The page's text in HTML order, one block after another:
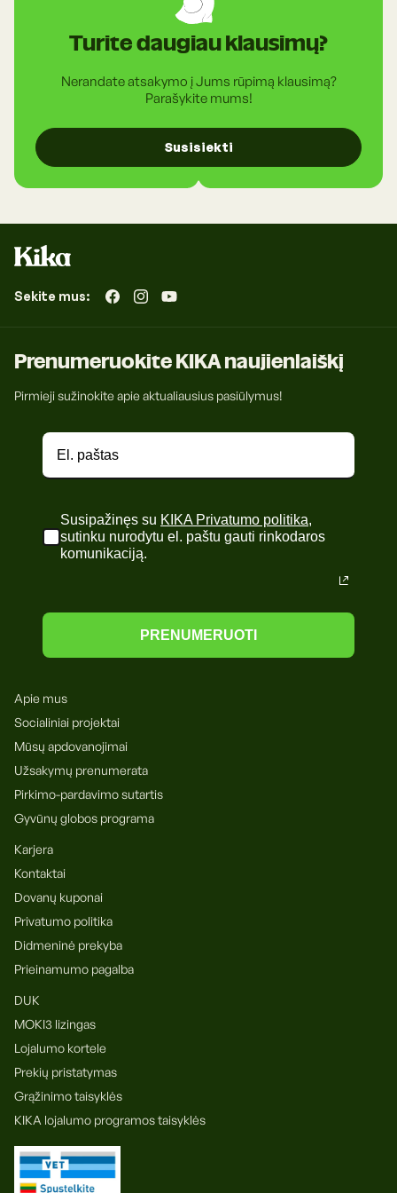
Turite daugiau klausimų?
Nerandate atsakymo į Jums rūpimą klausimą?
Parašykite mums!
Susisiekti
Sekite mus: „Facebook“
„Instagram“
„YouTube“
Prenumeruokite KIKA naujienlaiškį
Pirmieji sužinokite apie aktualiausius pasiūlymus!
Susipažinęs su KIKA Privatumo politika,
sutinku nurodytu el. paštu gauti rinkodaros
komunikaciją.
PRENUMERUOTI
Apie mus
Socialiniai projektai
Mūsų apdovanojimai
Užsakymų prenumerata
Pirkimo-pardavimo sutartis
Gyvūnų globos programa
Karjera
Kontaktai
Dovanų kuponai
Privatumo politika
Didmeninė prekyba
Prieinamumo pagalba
DUK
MOKI3 lizingas
Lojalumo kortele
Prekių pristatymas
Grąžinimo taisyklės
KIKA lojalumo programos taisyklės